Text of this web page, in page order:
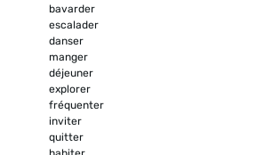
bavarder
escalader
danser
manger
déjeuner
explorer
fréquenter
inviter
quitter